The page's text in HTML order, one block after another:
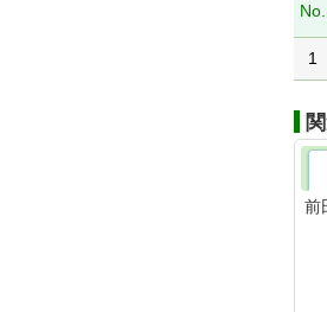
No.
1
前